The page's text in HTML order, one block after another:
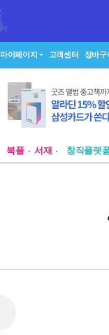
마이페이지 고객센터 장바구
북플 서재
창작플랫